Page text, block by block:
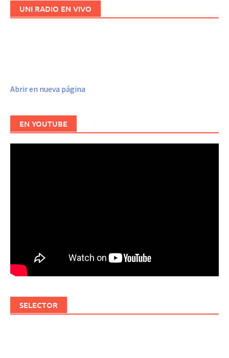
UNI RADIO EN VIVO
Abrir en nueva página
EN YOUTUBE
SELECTOR